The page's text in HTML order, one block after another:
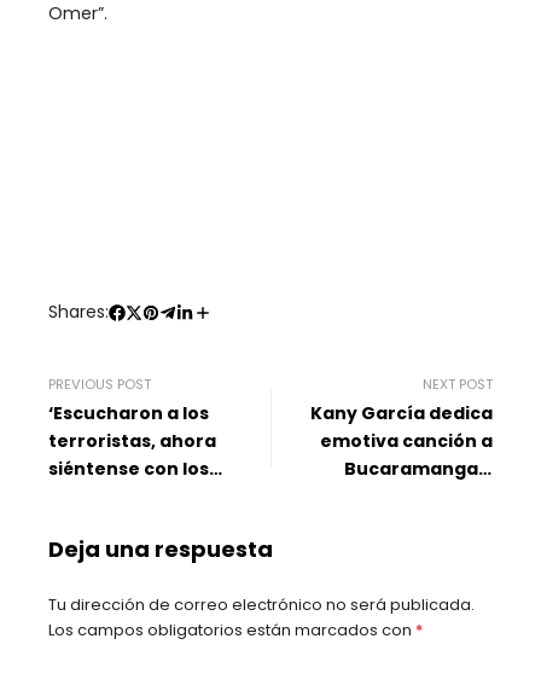
Omer”.
Shares:
PREVIOUS POST
‘Escucharon a los
terroristas, ahora
siéntense con los
Gobierno Petro
NEXT POST
Kany García dedica
emotiva canción a
Bucaramanga y
Deja una respuesta
Tu dirección de correo electrónico no será publicada.
Los campos obligatorios están marcados con *